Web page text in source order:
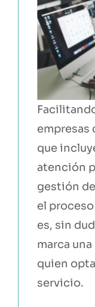
empresas
que
atención
gestión
el
es, sin
marca
quien
servicio.